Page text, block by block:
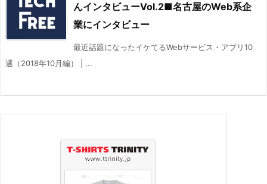
んインタビューVol.2■名古屋のWeb系企
業にインタビュー
最近話題になったイケてるWebサービス・アプリ10
選（2018年10月編） | ...